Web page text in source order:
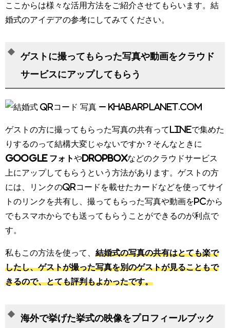
ここからは様々な活用方法をご紹介させてもらいます。結
婚式のアイデアの参考にしてみてください。
ゲストに撮ってもらった写真や動画をクラウド
サービスにアップしてもらう
ゲストの方に撮ってもらった写真の共有ってLINEで集めた
りするのって結構大変じゃないですか？そんなときに
Google フォトやdropboxなどのクラウドサービス
上にアップしてもらうという方法があります。ゲストの方
には、リンクのQRコードを載せたカードなどを使ってサイ
トのリンクを共有し、撮ってもらった写真や動画をPCから
でもスマホからでも送ってもらうことができるのが利点で
す。
私もこの方法を使って、 結婚式の写真の共有はとても楽で
したし、ゲストが撮った写真を別のゲストが見ることもで
きるので、とても評判もよかったです。
海外で挙げた挙式の映像をプロフィールブック